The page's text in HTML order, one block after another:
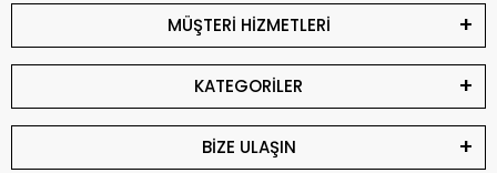
MÜŞTERİ HİZMETLERİ
KATEGORİLER
BİZE ULAŞIN